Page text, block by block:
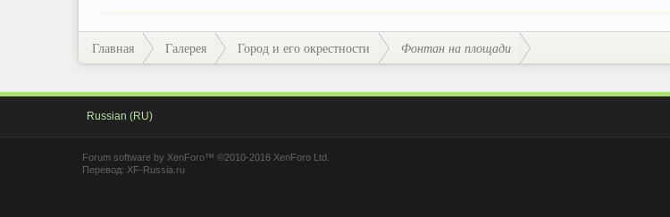
Главная Галерея Город и его окрестности Фонтан на площади
Russian (RU)
Forum software by XenForo™ ©2010-2016 XenForo Ltd.
Перевод: XF-Russia.ru